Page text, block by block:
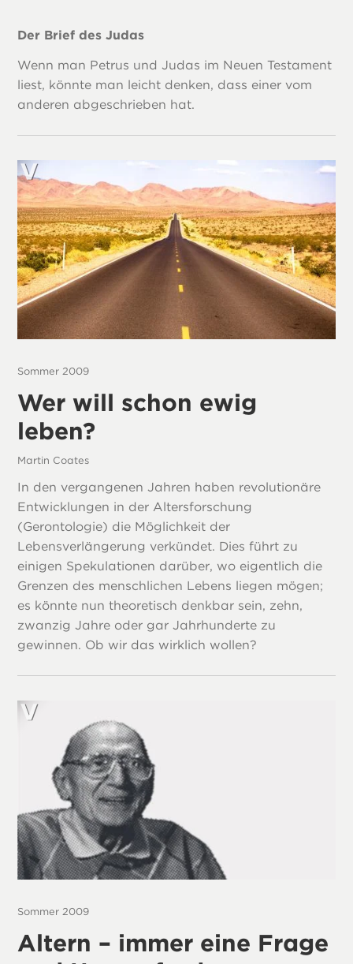
Der Brief des Judas
Wenn man Petrus und Judas im Neuen Testament
liest, könnte man leicht denken, dass einer vom
anderen abgeschrieben hat.
Sommer 2009
Wer will schon ewig
leben?
Martin Coates
In den vergangenen Jahren haben revolutionäre
Entwicklungen in der Altersforschung
(Gerontologie) die Möglichkeit der
Lebensverlängerung verkündet. Dies führt zu
einigen Spekulationen darüber, wo eigentlich die
Grenzen des menschlichen Lebens liegen mögen;
es könnte nun theoretisch denkbar sein, zehn,
zwanzig Jahre oder gar Jahrhunderte zu
gewinnen. Ob wir das wirklich wollen?
Sommer 2009
Altern – immer eine Frage